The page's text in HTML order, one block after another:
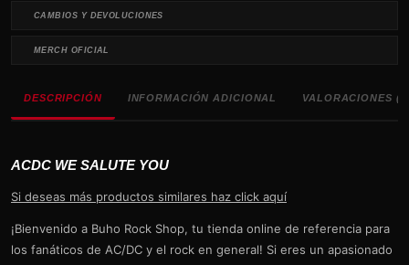
CAMBIOS Y DEVOLUCIONES
MERCH OFICIAL
DESCRIPCIÓN INFORMACIÓN ADICIONAL VALORACIONES
ACDC WE SALUTE YOU
Si deseas más productos similares haz click aquí
¡Bienvenido a Buho Rock Shop, tu tienda online de referencia para
los fanáticos de AC/DC y el rock en general! Si eres un apasionado